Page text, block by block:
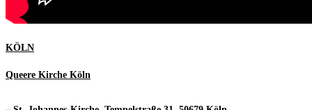
KÖLN
Queere Kirche Köln